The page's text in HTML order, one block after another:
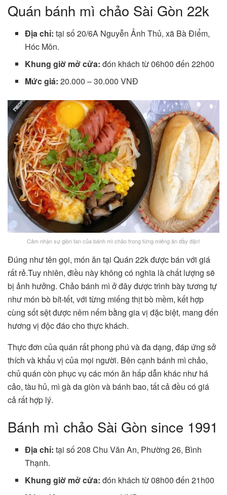
Quán bánh mì chảo Sài Gòn 22k
Địa chỉ:tại số 20/6A Nguyễn Ảnh Thủ, xã Bà Điểm,
Hóc Môn.
Khung giờ mở cửa:đón khách từ 06h00 đến 22h00
Mức giá:20.000 – 30.000 VNĐ
Cảm nhận sự giòn tan của bánh mì chảo trong từng miếng ăn đầy đặn!
Đúng như tên gọi, món ăn tại Quán 22k được bán với giá
rất rẻ.Tuy nhiên, điều này không có nghĩa là chất lượng sẽ
bị ảnh hưởng. Chảo bánh mì ở đây được trình bày tương tự
như món bò bít-tết, với từng miếng thịt bò mềm, kết hợp
cùng sốt sệt được nêm nếm bằng gia vị đặc biệt, mang đến
hương vị độc đáo cho thực khách.
Thực đơn của quán rất phong phú và đa dạng, đáp ứng sở
thích và khẩu vị của mọi người. Bên cạnh bánh mì chảo,
chủ quán còn phục vụ các món ăn hấp dẫn khác như há
cảo, tàu hủ, mì gà da giòn và bánh bao, tất cả đều có giá
cả rất hợp lý.
Bánh mì chảo Sài Gòn since 1991
Địa chỉ:tại số 208 Chu Văn An, Phường 26, Bình
Thạnh.
Khung giờ mở cửa:đón khách từ 08h00 đến 21h00